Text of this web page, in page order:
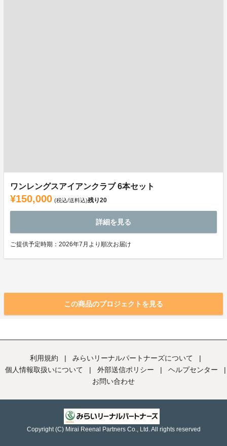
ワンレングスアイアンクラブ 6本セット
¥150,000 (税込/送料込)残り20
詳細を見る
ご提供予定時期：2026年7月より順次お届け
この商品のプロジェクトを見る
利用規約 | みらいリーナルパートナーズについて
|
個人情報取扱いについて
| 外部送信ポリシー | ヘルプセンター
|
お問い合わせ
Copyright (C) Mirai Reenal Partners Co., Ltd. All rights reserved